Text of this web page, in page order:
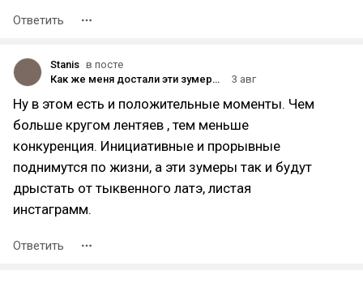
Ответить
Stanis в посте
Как же меня достали эти зумеры, которые не хотят работать
3 авг
Ну в этом есть и положительные моменты. Чем
больше кругом лентяев , тем меньше
конкуренция. Инициативные и прорывные
поднимутся по жизни, а эти зумеры так и будут
дрыстать от тыквенного латэ, листая
инстаграмм.
Ответить